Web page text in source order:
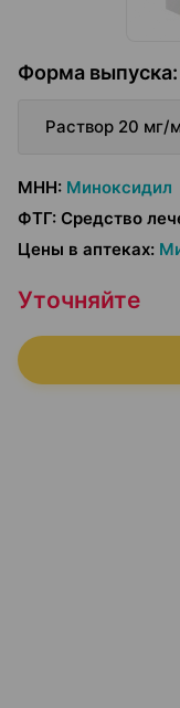
Форма выпуска:
Раствор 20 мг/
МНН: Миноксидил
ФТГ: Средство
Цены в аптеках:
Уточняйте